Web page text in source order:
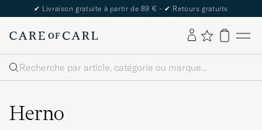
✔ Livraison gratuite à partir de 89 € - ✔ Retours gratuits
Rechercher
Herno